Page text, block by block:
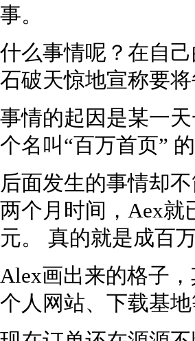
事。
什么事情呢？在自
石破天惊地宣称要
事情的起因是某一
个名叫“百万首页”
后面发生的事情却
两个月时间，Aex就
元。 真的就是成百
Alex画出来的格子
个人网站、下载基地